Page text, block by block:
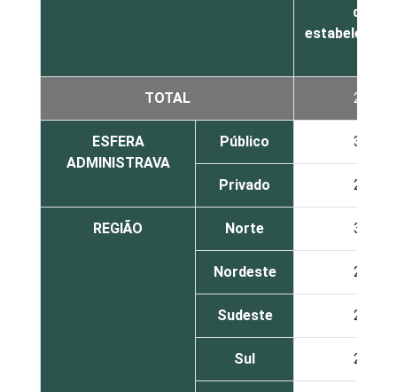
do
TOTAL 26
ESFERA
ADMINISTRAVA
Público 30
Privado 23
REGIÃO Norte 35
Nordeste 26
Sudeste 25
Sul 28